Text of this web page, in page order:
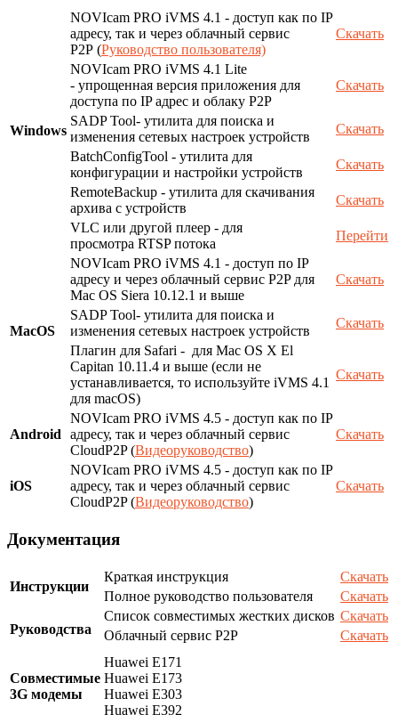
Windows
NOVIcam PRO iVMS 4.1 - доступ как по IP
адресу, так и через облачный сервис
P2P (Руководство пользователя)
Скачать
NOVIcam PRO iVMS 4.1 Lite
- упрощенная версия приложения для
доступа по IP адрес и облаку P2P
Скачать
SADP Tool- утилита для поиска и
изменения сетевых настроек устройств
Скачать
BatchConfigTool - утилита для
конфигурации и настройки устройств
Скачать
RemoteBackup - утилита для скачивания
архива с устройств
Скачать
VLC или другой плеер - для
просмотра RTSP потока
Перейти
MacOS
NOVIcam PRO iVMS 4.1 - доступ по IP
адресу и через облачный сервис P2P для
Mac OS Siera 10.12.1 и выше
Скачать
SADP Tool- утилита для поиска и
изменения сетевых настроек устройств
Скачать
Плагин для Safari - для Mac OS X El
Capitan 10.11.4 и выше (если не
устанавливается, то используйте iVMS 4.1
для macOS)
Скачать
Android
NOVIcam PRO iVMS 4.5 - доступ как по IP
адресу, так и через облачный сервис
CloudP2P (Видеоруководство)
Скачать
iOS
NOVIcam PRO iVMS 4.5 - доступ как по IP
адресу, так и через облачный сервис
CloudP2P (Видеоруководство)
Скачать
Документация
Инструкции
Краткая инструкция
Скачать
Полное руководство пользователя
Скачать
Руководства
Список совместимых жестких дисков Скачать
Облачный сервис P2P
Скачать
Совместимые
3G модемы
Huawei E171
Huawei E173
Huawei E303
Huawei E392